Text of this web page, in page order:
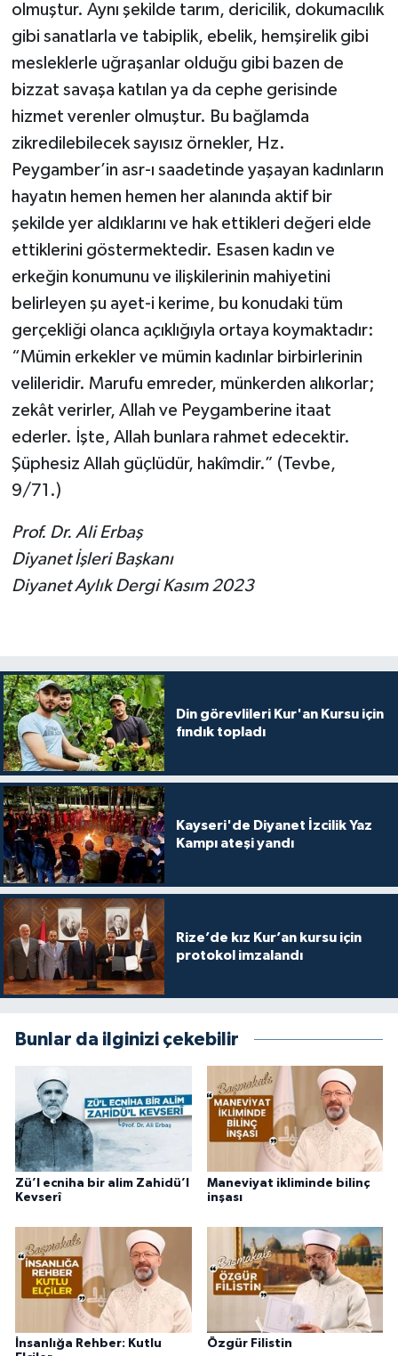
olmuştur. Aynı şekilde tarım, dericilik, dokumacılık
gibi sanatlarla ve tabiplik, ebelik, hemşirelik gibi
mesleklerle uğraşanlar olduğu gibi bazen de
bizzat savaşa katılan ya da cephe gerisinde
hizmet verenler olmuştur. Bu bağlamda
zikredilebilecek sayısız örnekler, Hz.
Peygamber’in asr-ı saadetinde yaşayan kadınların
hayatın hemen hemen her alanında aktif bir
şekilde yer aldıklarını ve hak ettikleri değeri elde
ettiklerini göstermektedir. Esasen kadın ve
erkeğin konumunu ve ilişkilerinin mahiyetini
belirleyen şu ayet-i kerime, bu konudaki tüm
gerçekliği olanca açıklığıyla ortaya koymaktadır:
“Mümin erkekler ve mümin kadınlar birbirlerinin
velileridir. Marufu emreder, münkerden alıkorlar;
zekât verirler, Allah ve Peygamberine itaat
ederler. İşte, Allah bunlara rahmet edecektir.
Şüphesiz Allah güçlüdür, hakîmdir.” (Tevbe,
9/71.)
Prof. Dr. Ali Erbaş
Diyanet İşleri Başkanı
Diyanet Aylık Dergi Kasım 2023
Din görevlileri Kur'an Kursu için
fındık topladı
Kayseri'de Diyanet İzcilik Yaz
Kampı ateşi yandı
Rize’de kız Kur’an kursu için
protokol imzalandı
Bunlar da ilginizi çekebilir
Zü’l ecniha bir alim Zahidü’l
Kevserî
Maneviyat ikliminde bilinç
inşası
İnsanlığa Rehber: Kutlu
Özgür Filistin
Tunceli Müftülüğü
Uşak Müftülüğü
Van Müftülüğü
Yalova Müftülüğü
Yozgat Müftülüğü
Zonguldak Müftülüğü